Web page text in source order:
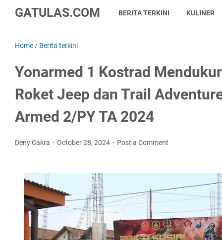
GATULAS.COM BERITA TERKINI KULINER
Home / Berita terkini
Yonarmed 1 Kostrad
Roket Jeep dan Trail
Armed 2/PY TA 2024
Deny Cakra October 28, 2024 Post a Comment